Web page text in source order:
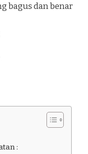
bagus dan benar
: